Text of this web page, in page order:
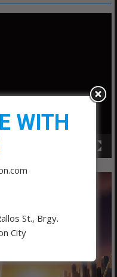
WITH
St., Brgy.
City